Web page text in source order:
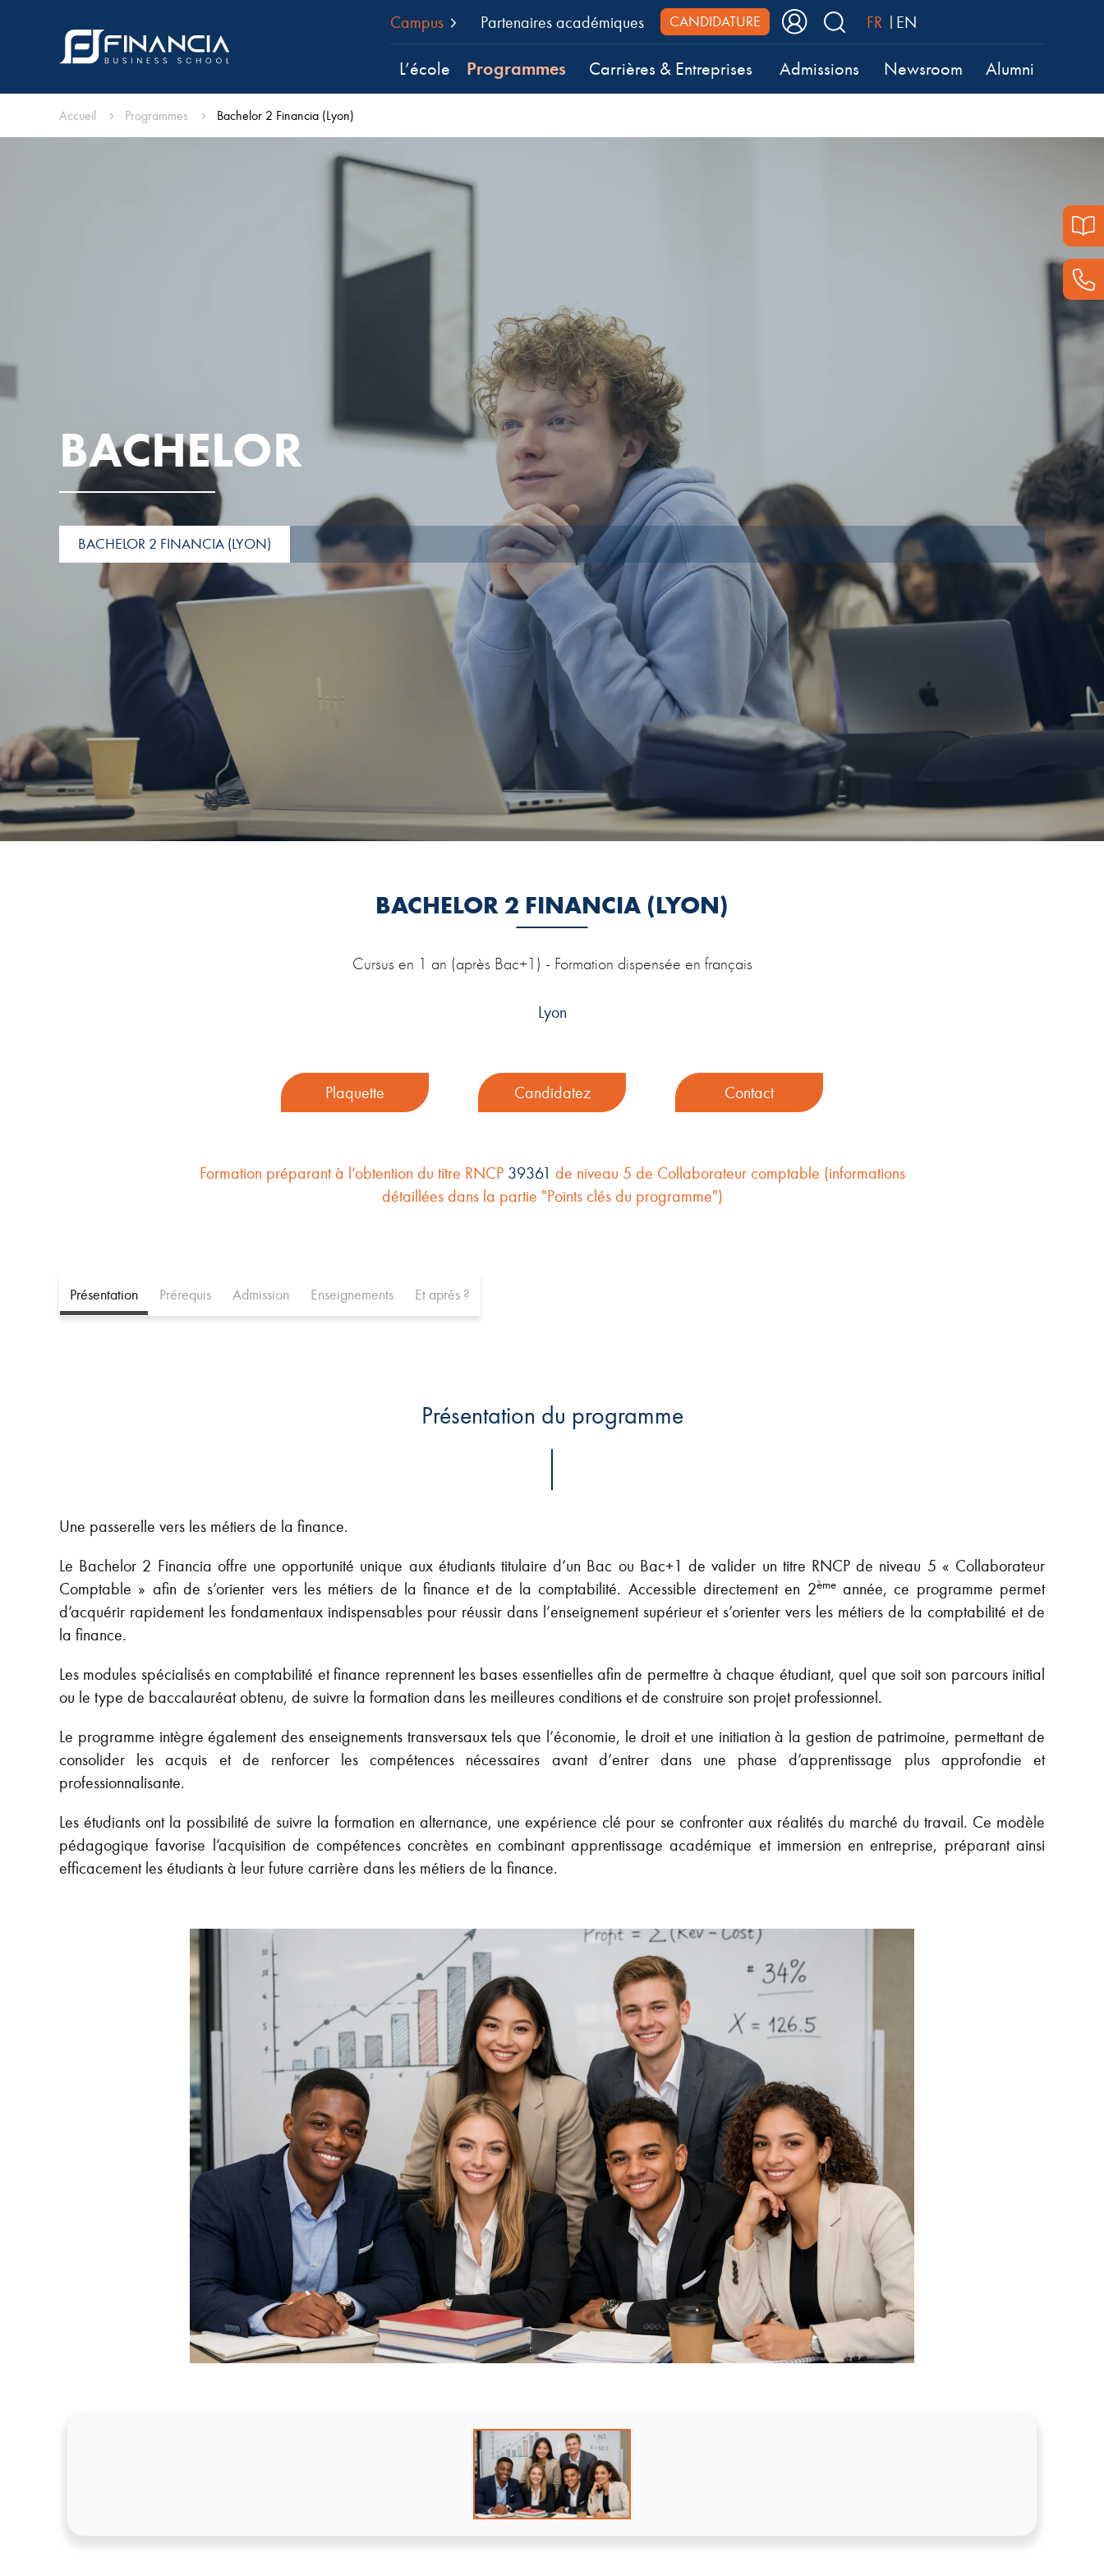
Campus Partenaires académiques CANDIDATURE FR EN
L’école Programmes Carrières & Entreprises Admissions Newsroom Alumni
Accueil Programmes Bachelor 2 Financia (Lyon)
BACHELOR
BACHELOR 2 FINANCIA (LYON)
BACHELOR 2 FINANCIA (LYON)
Cursus en 1 an (après Bac+1) - Formation dispensée en français
Lyon
Plaquette Candidatez Contact
Formation préparant à l’obtention du titre RNCP 39361 de niveau 5 de Collaborateur comptable (informations
détaillées dans la partie "Points clés du programme")
Présentation Prérequis Admission Enseignements Et après ?
Présentation du programme
Une passerelle vers les métiers de la finance.
Le Bachelor 2 Financia offre une opportunité unique aux étudiants titulaire d’un Bac ou Bac+1 de valider un titre RNCP de niveau 5 « Collaborateur
Comptable » afin de s’orienter vers les métiers de la finance et de la comptabilité. Accessible directement en 2èmeannée, ce programme permet
d’acquérir rapidement les fondamentaux indispensables pour réussir dans l’enseignement supérieur et s’orienter vers les métiers de la comptabilité et de
la finance.
Les modules spécialisés en comptabilité et finance reprennent les bases essentielles afin de permettre à chaque étudiant, quel que soit son parcours initial
ou le type de baccalauréat obtenu, de suivre la formation dans les meilleures conditions et de construire son projet professionnel.
Le programme intègre également des enseignements transversaux tels que l’économie, le droit et une initiation à la gestion de patrimoine, permettant de
consolider les acquis et de renforcer les compétences nécessaires avant d’entrer dans une phase d’apprentissage plus approfondie et
professionnalisante.
Les étudiants ont la possibilité de suivre la formation en alternance, une expérience clé pour se confronter aux réalités du marché du travail. Ce modèle
pédagogique favorise l’acquisition de compétences concrètes en combinant apprentissage académique et immersion en entreprise, préparant ainsi
efficacement les étudiants à leur future carrière dans les métiers de la finance.